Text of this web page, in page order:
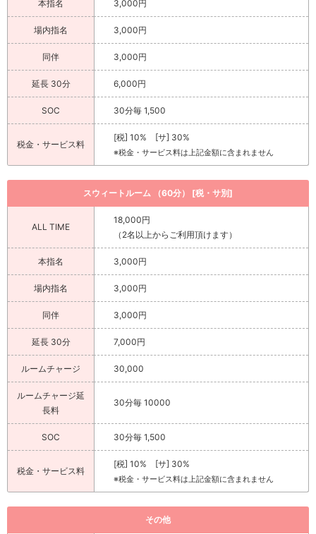
本指名 3,000円
場内指名 3,000円
同伴 3,000円
延長 30分 6,000円
SOC 30分毎 1,500
税金・サービス料
[税] 10% [サ] 30%
※税金・サービス料は上記金額に含まれません
スウィートルーム （60分） [税・サ別]
ALL TIME
18,000円
（2名以上からご利用頂けます）
本指名 3,000円
場内指名 3,000円
同伴 3,000円
延長 30分 7,000円
ルームチャージ 30,000
ルームチャージ延
長料
30分毎 10000
SOC 30分毎 1,500
税金・サービス料
[税] 10% [サ] 30%
※税金・サービス料は上記金額に含まれません
その他